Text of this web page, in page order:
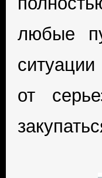
любые
от